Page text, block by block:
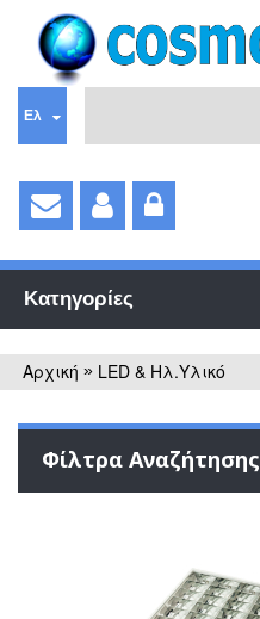
Ελ
Κατηγορίες
Αρχική » LED & Ηλ.Υλικό
Φίλτρα Αναζήτησης